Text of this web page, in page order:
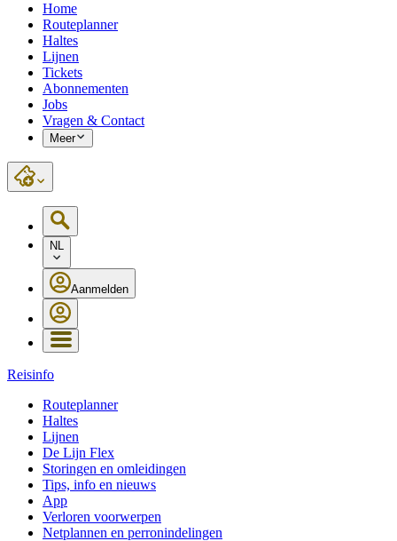
Home
Routeplanner
Haltes
Lijnen
Tickets
Abonnementen
Jobs
Vragen & Contact
Meer
NL
Aanmelden
Reisinfo
Routeplanner
Haltes
Lijnen
De Lijn Flex
Storingen en omleidingen
Tips, info en nieuws
App
Verloren voorwerpen
Netplannen en perronindelingen